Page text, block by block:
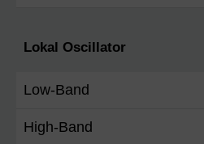
Lokal Oscillator
Low-Band
High-Band